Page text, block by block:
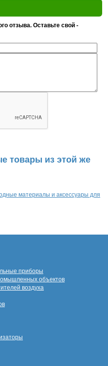
отзыва. Оставьте свой -
товары из этой же
материалы и аксессуары для
приборы
объектов
воздуха